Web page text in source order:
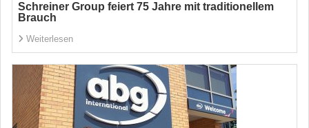
Schreiner Group feiert 75 Jahre mit traditionellem
Brauch
Weiterlesen